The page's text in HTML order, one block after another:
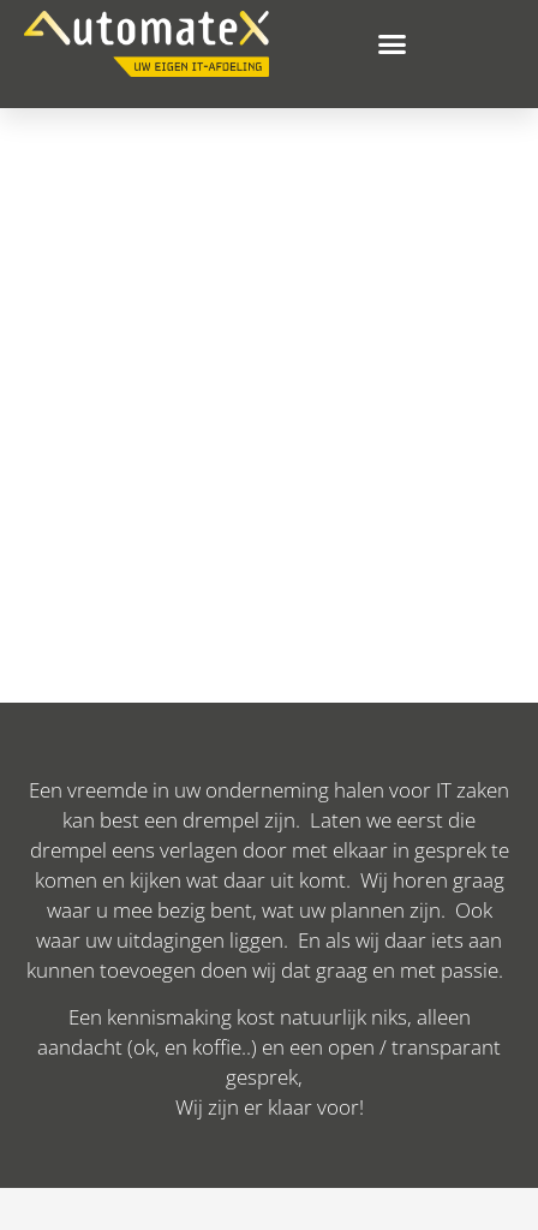
Een vreemde in uw onderneming halen voor IT zaken
kan best een drempel zijn. Laten we eerst die
drempel eens verlagen door met elkaar in gesprek te
komen en kijken wat daar uit komt. Wij horen graag
waar u mee bezig bent, wat uw plannen zijn. Ook
waar uw uitdagingen liggen. En als wij daar iets aan
kunnen toevoegen doen wij dat graag en met passie.
Een kennismaking kost natuurlijk niks, alleen
aandacht (ok, en koffie..) en een open / transparant
gesprek,
Wij zijn er klaar voor!